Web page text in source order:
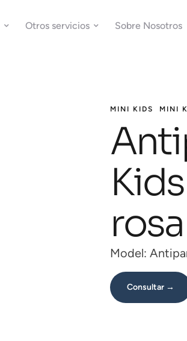
Otros servicios Sobre Nosotros
MINI KIDS MINI
rosa
Model:
Consultar →